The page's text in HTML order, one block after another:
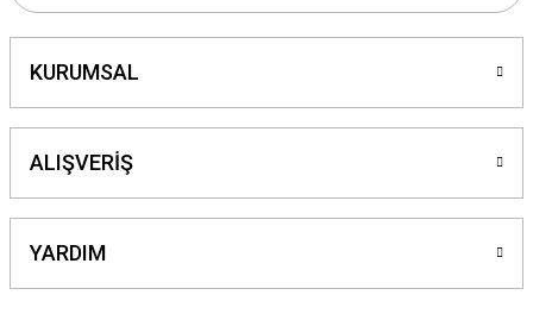
Gönder
KURUMSAL
ALIŞVERİŞ
YARDIM